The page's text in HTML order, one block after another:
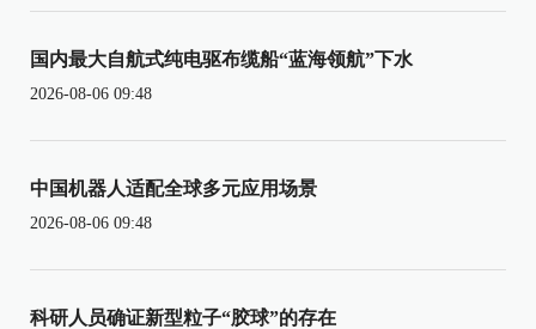
国内最大自航式纯电驱布缆船“蓝海领航”下水
2026-08-06 09:48
中国机器人适配全球多元应用场景
2026-08-06 09:48
科研人员确证新型粒子“胶球”的存在